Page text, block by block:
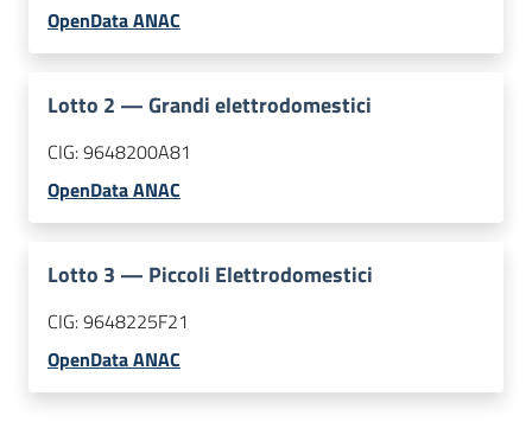
OpenData ANAC
Lotto 2 —Grandi elettrodomestici
CIG:9648200A81
OpenData ANAC
Lotto 3 — Piccoli Elettrodomestici
CIG:9648225F21
OpenData ANAC